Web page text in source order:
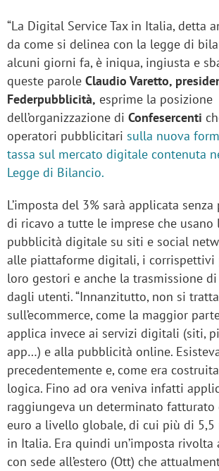
“La Digital Service Tax in Italia, detta
da come si delinea con la legge di
alcuni giorni fa, è iniqua, ingiusta e
queste parole Claudio Varetto,
Federpubblicità, esprime la posizione
dell’organizzazione di Confesercenti
operatori pubblicitari sulla nuova
tassa sul mercato digitale contenuta
Legge di Bilancio.
L’imposta del 3% sarà applicata
di ricavo a tutte le imprese che usano
pubblicità digitale su siti e social
alle piattaforme digitali, i corrispettivi
loro gestori e anche la trasmissione
dagli utenti. “Innanzitutto, non si
sull’ecommerce, come la maggior
applica invece ai servizi digitali (siti,
app…) e alla pubblicità online.
precedentemente e, come era
logica. Fino ad ora veniva infatti
raggiungeva un determinato
euro a livello globale, di cui più di
in Italia. Era quindi un’imposta rivolta
con sede all’estero (Ott) che